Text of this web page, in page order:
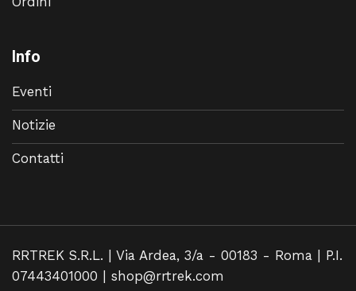
Info
Eventi
Notizie
Contatti
RRTREK S.R.L. | Via Ardea, 3/a - 00183 - Roma | P.I.
07443401000 | shop@rrtrek.com